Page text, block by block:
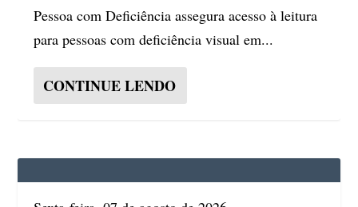
Pessoa com Deficiência assegura acesso à leitura
para pessoas com deficiência visual em...
CONTINUE LENDO